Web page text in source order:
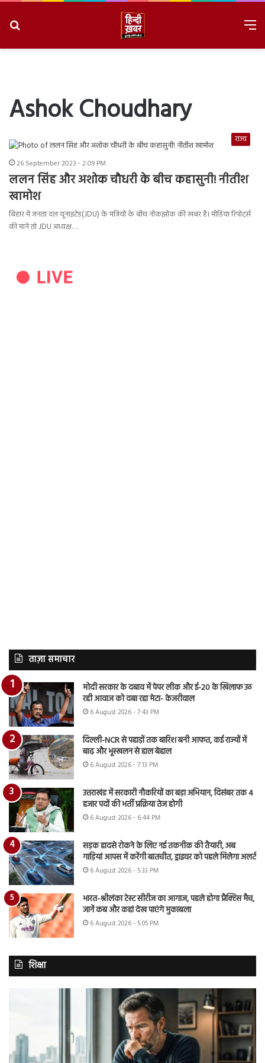
Ashok Choudhary
राज्य
26 September 2023 - 2:09 PM
ललन सिंह और अशोक चौधरी के बीच कहासुनी! नीतीश
खामोश
बिहार में जनता दल यूनाइटेड(JDU) के मंत्रियों के बीच नोंकझोंक की खबर है। मीडिया रिपोर्ट्स
की मानें तो JDU अध्यक्ष…
ताज़ा समाचार
मोदी सरकार के दबाव में पेपर लीक और ई-20 के खिलाफ उठ
रही आवाज को दबा रहा मेटा- केजरीवाल
6 August 2026 - 7:43 PM
दिल्ली-NCR से पहाड़ों तक बारिश बनी आफत, कई राज्यों में
बाढ़ और भूस्खलन से हाल बेहाल
6 August 2026 - 7:13 PM
उत्तराखंड में सरकारी नौकरियों का बड़ा अभियान, दिसंबर तक 4
हजार पदों की भर्ती प्रक्रिया तेज होगी
6 August 2026 - 6:44 PM
सड़क हादसे रोकने के लिए नई तकनीक की तैयारी, अब
गाड़ियां आपस में करेंगी बातचीत, ड्राइवर को पहले मिलेगा अलर्ट
6 August 2026 - 5:33 PM
भारत-श्रीलंका टेस्ट सीरीज का आगाज, पहले होगा प्रैक्टिस मैच,
जानें कब और कहां देख पाएंगे मुकाबला
6 August 2026 - 5:05 PM
शिक्षा